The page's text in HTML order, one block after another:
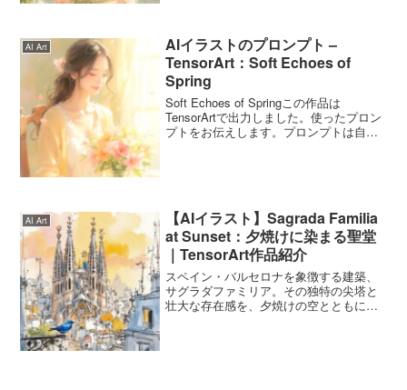
AI Art
AIイラストのプロンプト –
TensorArt：Soft Echoes of
Spring
Soft Echoes of Springこの作品は
TensorArtで出力しました。使ったプロン
プトをお伝えします。プロンプトは自由
AI Art
【AIイラスト】Sagrada Familia
at Sunset：夕焼けに染まる聖堂
｜TensorArt作品紹介
スペイン・バルセロナを象徴する建築、
サグラダファミリア。その独特の尖塔と
壮大な存在感を、夕焼けの空とともに柔